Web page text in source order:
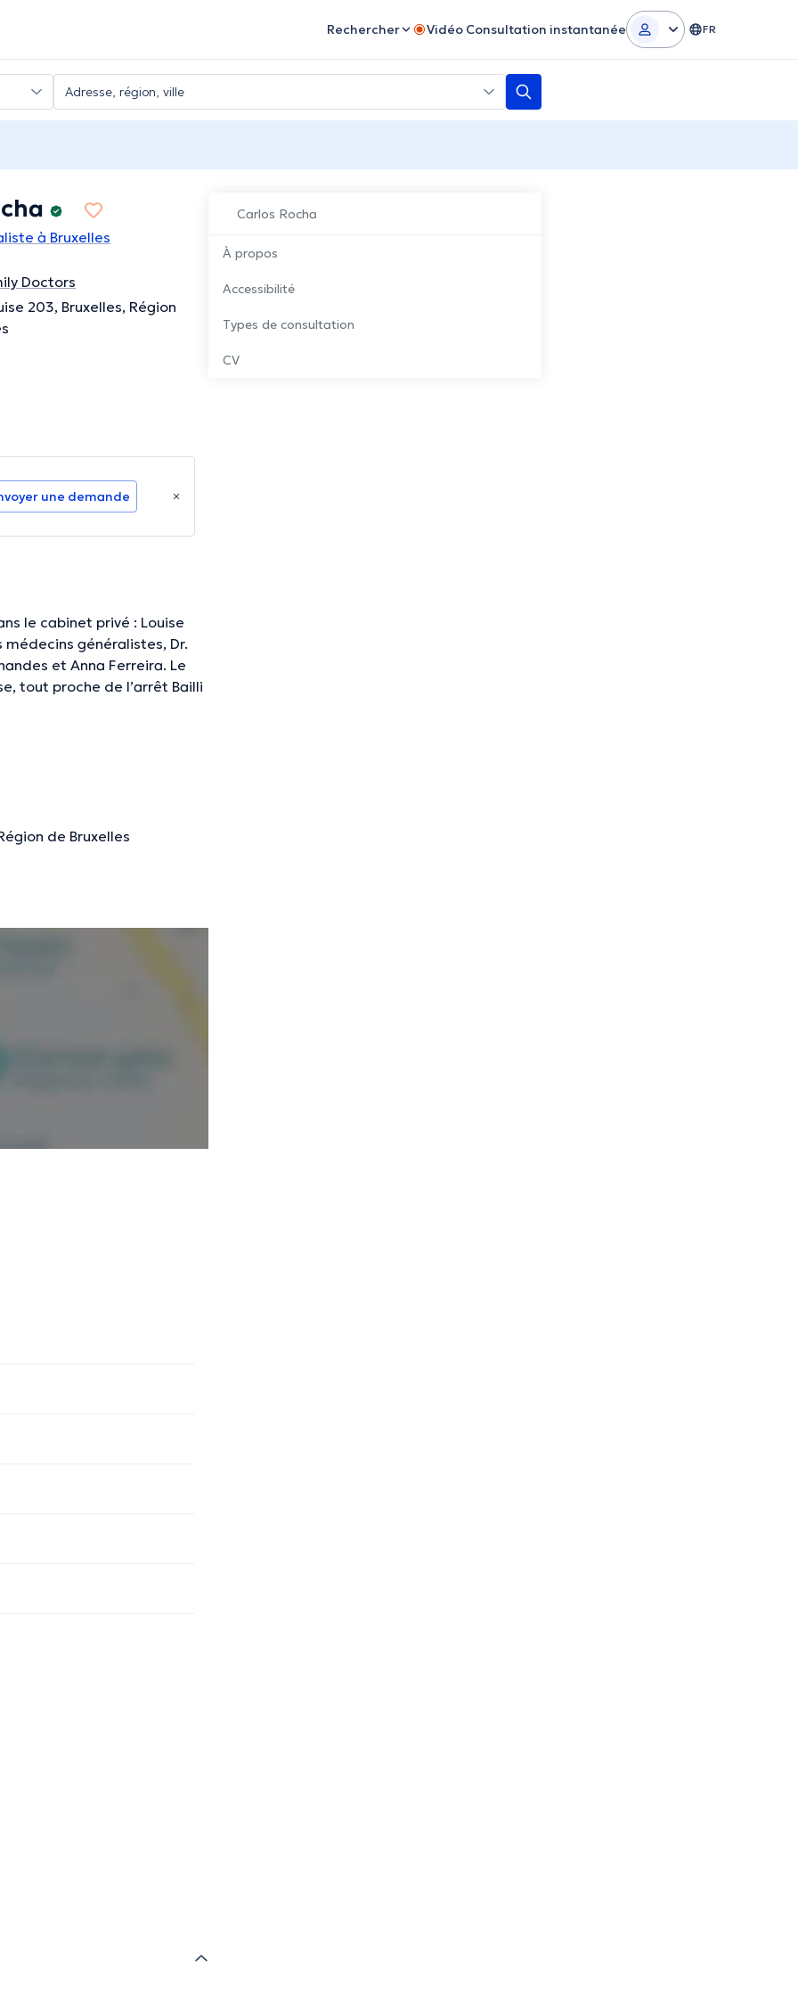
Rechercher Vidéo Consultation instantanée FR
Carlos Rocha
À propos
Accessibilité
Types de consultation
CV
à Bruxelles
Doctors
203, Bruxelles, Région
une demande
le cabinet privé : Louise
généralistes, Dr.
et Anna Ferreira. Le
tout proche de l’arrêt Bailli
de consultations à
médicaux et les
de Bruxelles